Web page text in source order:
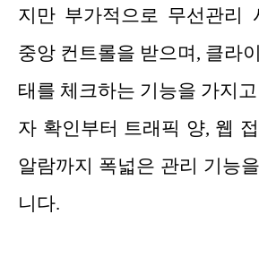
지만 부가적으로 무선관리
중앙 컨트롤을 받으며, 클라
태를 체크하는 기능을 가지
자 확인부터 트래픽 양, 웹
알람까지 폭넓은 관리 기능
니다.